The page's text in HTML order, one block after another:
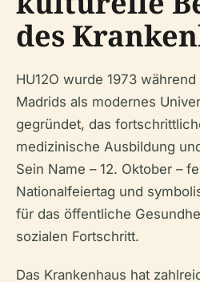
des
HU12O wurde 1973
Madrids als modernes
gegründet, das
medizinische Ausbildung
Sein Name – 12. Oktober –
Nationalfeiertag und
für das öffentliche
sozialen Fortschritt.
Das Krankenhaus hat